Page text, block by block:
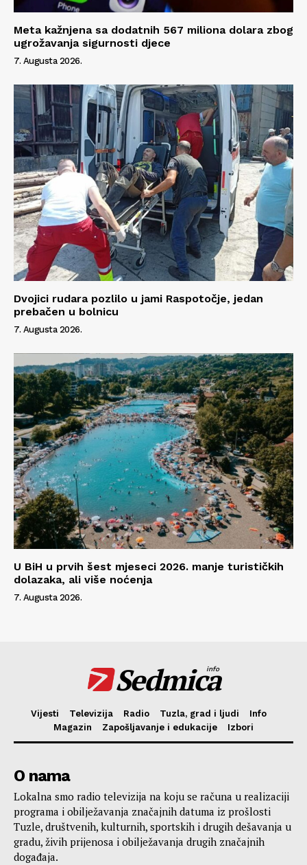
Meta kažnjena sa dodatnih 567 miliona dolara zbog
ugrožavanja sigurnosti djece
7. Augusta 2026.
Dvojici rudara pozlilo u jami Raspotočje, jedan
prebačen u bolnicu
7. Augusta 2026.
U BiH u prvih šest mjeseci 2026. manje turističkih
dolazaka, ali više noćenja
7. Augusta 2026.
Sedmica
info
Vijesti Televizija Radio Tuzla, grad i ljudi
Info
Magazin
Zapošljavanje i edukacije Izbori
O nama
Lokalna smo radio televizija na koju se računa u realizaciji
programa i obilježavanja značajnih datuma iz prošlosti
Tuzle, društvenih, kulturnih, sportskih i drugih dešavanja u
gradu, živih prijenosa i obilježavanja drugih značajnih
događaja.